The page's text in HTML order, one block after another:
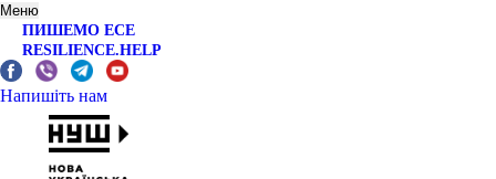
Меню
ПИШЕМО ЕСЕ
RESILIENCE.HELP
Напишіть нам